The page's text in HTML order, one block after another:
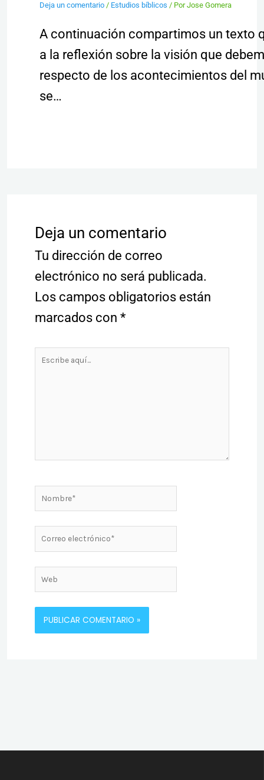
Deja un comentario / Estudios bíblicos / PorJose Gomera
A continuación compartimos un texto
a la reflexión sobre la visión que
respecto de los acontecimientos del
se…
Deja un comentario
Tu dirección de correo
electrónico no será publicada.
Los campos obligatorios están
marcados con *
Escribe
Nombre*
Correo
electrónico*
Web